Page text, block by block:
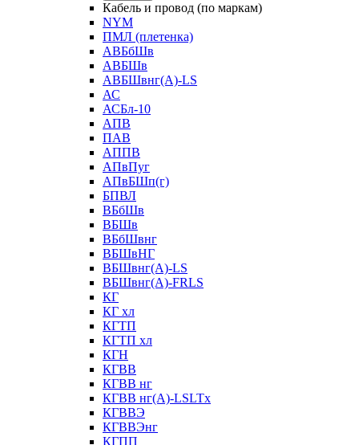
Кабель и провод (по маркам)
NYM
ПМЛ (плетенка)
АВБбШв
АВБШв
АВБШвнг(А)-LS
АС
АСБл-10
АПВ
ПАВ
АППВ
АПвПуг
АПвБШп(г)
БПВЛ
ВБбШв
ВБШв
ВБбШвнг
ВБШвНГ
ВБШвнг(А)-LS
ВБШвнг(А)-FRLS
КГ
КГ хл
КГТП
КГТП хл
КГН
КГВВ
КГВВ нг
КГВВ нг(А)-LSLTx
КГВВЭ
КГВВЭнг
КГПП